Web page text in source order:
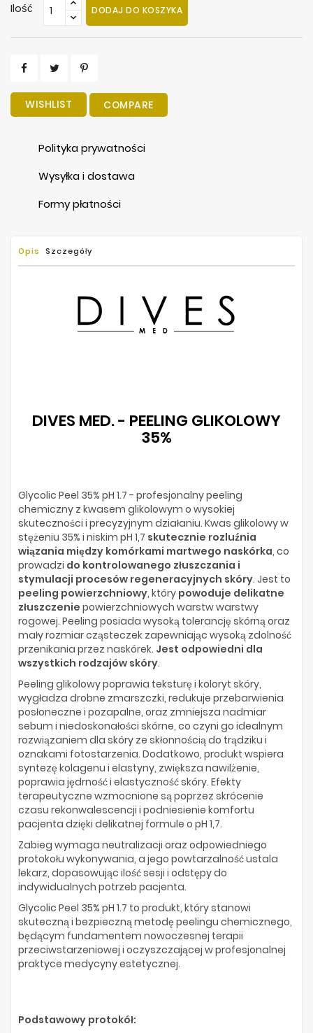
Ilość DODAJ DO KOSZYKA
WISHLIST COMPARE
Polityka prywatności
Wysyłka i dostawa
Formy płatności
Opis Szczegóły
DIVES MED. - PEELING GLIKOLOWY
35%
Glycolic Peel 35% pH 1.7 - profesjonalny peeling
chemiczny z kwasem glikolowym o wysokiej
skuteczności i precyzyjnym działaniu. Kwas glikolowy w
stężeniu 35% i niskim pH 1,7 skutecznie rozluźnia
wiązania między komórkami martwego naskórka, co
prowadzi do kontrolowanego złuszczania i
stymulacji procesów regeneracyjnych skóry. Jest to
peeling powierzchniowy, który powoduje delikatne
złuszczenie powierzchniowych warstw warstwy
rogowej. Peeling posiada wysoką tolerancję skórną oraz
mały rozmiar cząsteczek zapewniając wysoką zdolność
przenikania przez naskórek. Jest odpowiedni dla
wszystkich rodzajów skóry.
Peeling glikolowy poprawia teksturę i koloryt skóry,
wygładza drobne zmarszczki, redukuje przebarwienia
posłoneczne i pozapalne, oraz zmniejsza nadmiar
sebum i niedoskonałości skórne, co czyni go idealnym
rozwiązaniem dla skóry ze skłonnością do trądziku i
oznakami fotostarzenia. Dodatkowo, produkt wspiera
syntezę kolagenu i elastyny, zwiększa nawilżenie,
poprawia jędrność i elastyczność skóry. Efekty
terapeutyczne wzmocnione są poprzez skrócenie
czasu rekonwalescencji i podniesienie komfortu
pacjenta dzięki delikatnej formule o pH 1,7.
Zabieg wymaga neutralizacji oraz odpowiedniego
protokołu wykonywania, a jego powtarzalność ustala
lekarz, dopasowując ilość sesji i odstępy do
indywidualnych potrzeb pacjenta.
Glycolic Peel 35% pH 1.7 to produkt, który stanowi
skuteczną i bezpieczną metodę peelingu chemicznego,
będącym fundamentem nowoczesnej terapii
przeciwstarzeniowej i oczyszczającej w profesjonalnej
praktyce medycyny estetycznej.
Podstawowy protokół: